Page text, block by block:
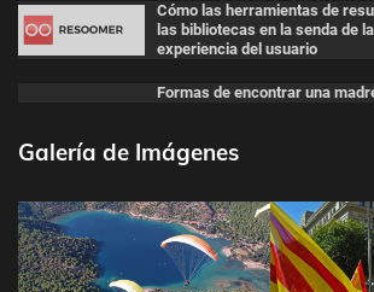
Cómo las herramientas de
las bibliotecas en la senda de
experiencia del usuario
Formas de encontrar una
Galería de Imágenes